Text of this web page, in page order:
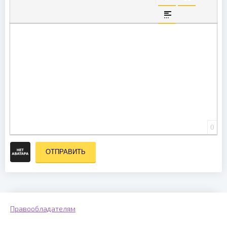
ВСТАВКА
0
ОТПРАВИТЬ
Правообладателям